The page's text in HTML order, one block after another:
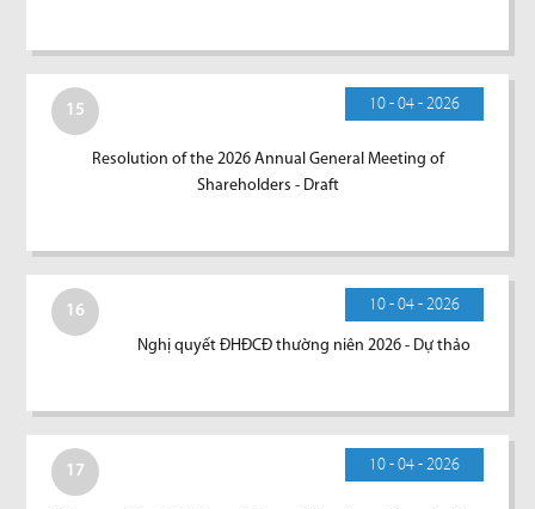
15 10 - 04 - 2026
Resolution of the 2026 Annual General Meeting of
Shareholders - Draft
16 10 - 04 - 2026
Nghị quyết ĐHĐCĐ thường niên 2026 - Dự thảo
17 10 - 04 - 2026